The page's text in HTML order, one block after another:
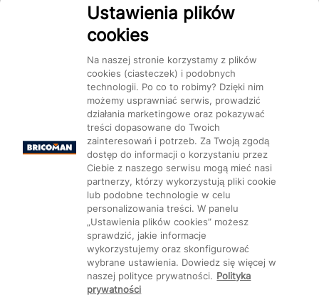
Dostępność
Kategorie Produkty Marki CMS
Ustawienia plików cookie
Ustawienia plików
cookies
Na naszej stronie korzystamy z plików
cookies (ciasteczek) i podobnych
technologii. Po co to robimy? Dzięki nim
możemy usprawniać serwis, prowadzić
działania marketingowe oraz pokazywać
treści dopasowane do Twoich
zainteresowań i potrzeb. Za Twoją zgodą
dostęp do informacji o korzystaniu przez
Ciebie z naszego serwisu mogą mieć nasi
partnerzy, którzy wykorzystują pliki cookie
lub podobne technologie w celu
personalizowania treści. W panelu
„Ustawienia plików cookies” możesz
sprawdzić, jakie informacje
wykorzystujemy oraz skonfigurować
wybrane ustawienia. Dowiedz się więcej w
naszej polityce prywatności. Polityka
prywatności